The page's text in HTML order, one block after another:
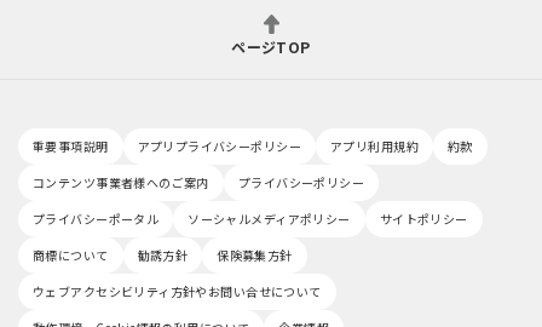
ページTOP
重要事項説明 アプリプライバシーポリシー アプリ利用規約
約款
コンテンツ事業者様へのご案内
プライバシーポリシー
プライバシーポータル
ソーシャルメディアポリシー
サイトポリシー
商標について
勧誘方針
保険募集方針
ウェブアクセシビリティ方針やお問い合せについて